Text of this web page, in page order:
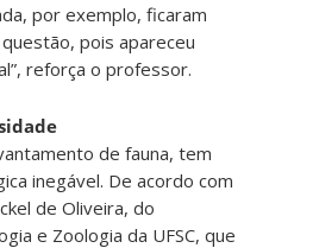
por exemplo, ficaram
pois apareceu
reforça o professor.
de fauna, tem
inegável. De acordo com
de Oliveira, do
e Zoologia da UFSC, que